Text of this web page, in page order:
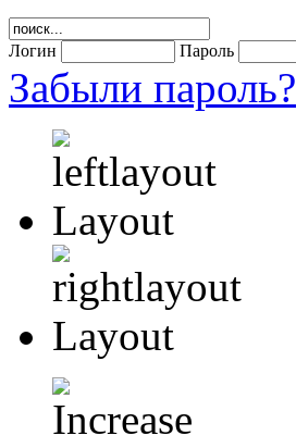
Логин Пароль
Забыли пароль?